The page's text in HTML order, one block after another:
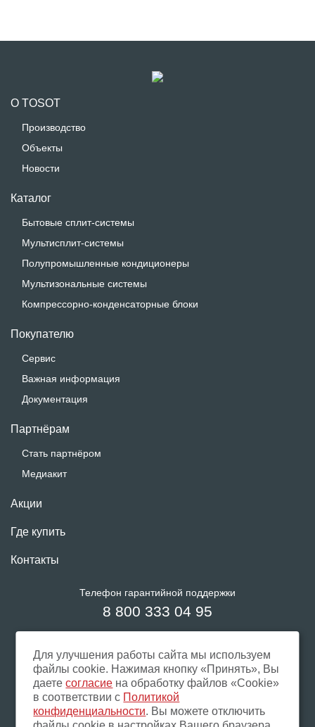
О TOSOT
Производство
Объекты
Новости
Каталог
Бытовые сплит-системы
Мультисплит-системы
Полупромышленные кондиционеры
Мультизональные системы
Компрессорно-конденсаторные блоки
Покупателю
Сервис
Важная информация
Документация
Партнёрам
Стать партнёром
Медиакит
Акции
Где купить
Контакты
Телефон гарантийной поддержки
8 800 333 04 95
Подписывайтесь на нас
в социальных сетях
Для улучшения работы сайта мы используем
файлы cookie. Нажимая кнопку «Принять», Вы
даетесогласие на обработку файлов «Cookie»
в соответствии с Политикой
конфиденциальности. Вы можете отключить